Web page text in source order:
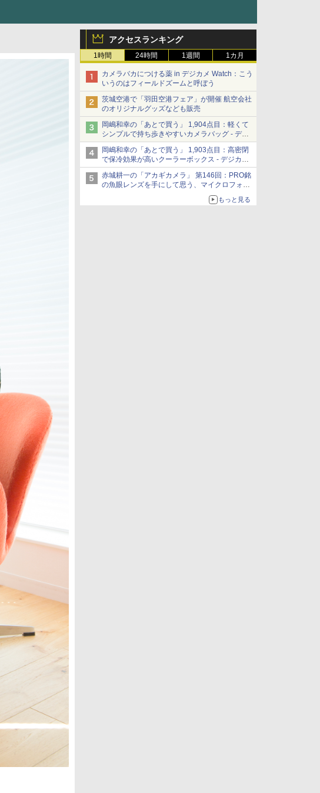
アクセスランキング
1時間 24時間 1週間 1カ月
カメラバカにつける薬 in デジカメ Watch：こう
いうのはフィールドズームと呼ぼう
茨城空港で「羽田空港フェア」が開催 航空会社
のオリジナルグッズなども販売
岡嶋和幸の「あとで買う」 1,904点目：軽くて
シンプルで持ち歩きやすいカメラバッグ - デジ
カメ Watch
岡嶋和幸の「あとで買う」 1,903点目：高密閉
で保冷効果が高いクーラーボックス - デジカメ
Watch
赤城耕一の「アカギカメラ」 第146回：PRO銘
の魚眼レンズを手にして思う、マイクロフォー
もっと見る